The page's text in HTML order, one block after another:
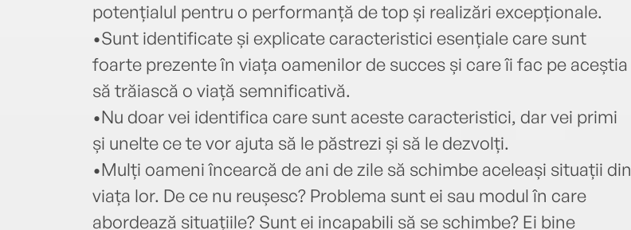
potențialul pentru o performanță de top și realizări excepționale.
•Sunt identificate și explicate caracteristici esențiale care sunt
foarte prezente în viața oamenilor de succes și care îi fac pe aceștia
să trăiască o viață semnificativă.
•Nu doar vei identifica care sunt aceste caracteristici, dar vei primi
și unelte ce te vor ajuta să le păstrezi și să le dezvolți.
•Mulți oameni încearcă de ani de zile să schimbe aceleași situații din
viața lor. De ce nu reușesc? Problema sunt ei sau modul în care
abordează situațiile? Sunt ei incapabili să se schimbe? Ei bine